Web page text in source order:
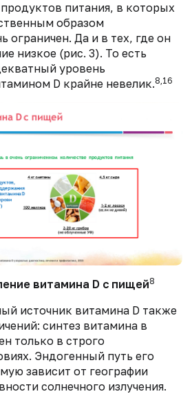
питания, в которых
образом
ограничен. Да и в тех, где он
низкое (рис. 3). То есть
уровень
D крайне невелик.8,16
витамина D с пищей8
источник витамина D также
синтез витамина в
только в строго
Эндогенный путь его
зависит от географии
солнечного излучения.